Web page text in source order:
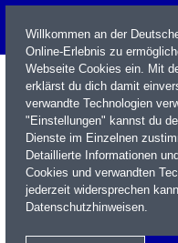
Name / WKN / ISIN / Kürzel
Willkommen an der
Online-Erlebnis zu
Webseite Cookies ein. Mit
erklärst du dich damit
verwandte Technologien
"Einstellungen" kannst du
Dienste im Einzelnen
Detaillierte Informationen
Cookies und verwandten
jederzeit widersprechen
Datenschutzhinweisen.